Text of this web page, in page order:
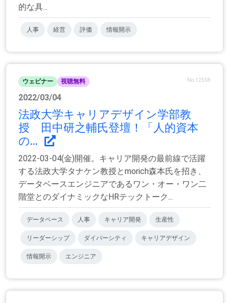
的な具...
人事 経営 評価 情報開示
ウェビナー 視聴無料 No.12558
2022/03/04
法政大学キャリアデザイン学部教
授 田中研之輔氏登壇！「人的資本
の...
2022-03-04(金)開催。キャリア開発の最前線で活躍
する法政大学タナケン教授とmorich森本氏を招き、
データベースエンジニアであるワン・オー・ワン二
階堂とのダイナミックなHRテックトーク...
データベース 人事 キャリア開発 生産性
リーダーシップ ダイバーシティ キャリアデザイン
情報開示 エンジニア